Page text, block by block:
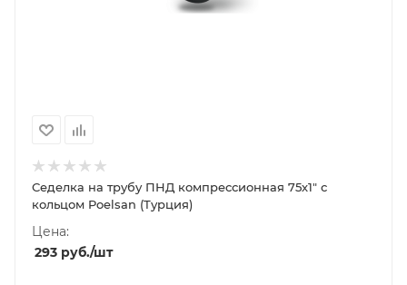
Седелка на трубу ПНД компрессионная 75х1" с
кольцом Poelsan (Турция)
Цена:
293 руб./шт